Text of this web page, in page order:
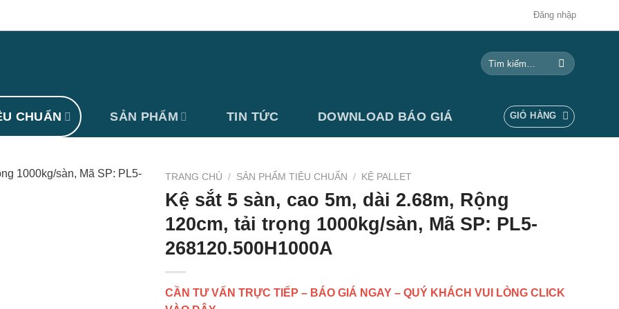
Đăng nhập
Tìm
kiếm:
CHUẨN SẢN PHẨM TIN TỨC DOWNLOAD BÁO GIÁ GIỎ HÀNG
TRANG CHỦ / SẢN PHẨM TIÊU CHUẨN / KỆ PALLET
Kệ sắt 5 sàn, cao 5m, dài 2.68m, Rộng
120cm, tải trọng 1000kg/sàn, Mã SP: PL5-
268120.500H1000A
CẦN TƯ VẤN TRỰC TIẾP – BÁO GIÁ NGAY – QUÝ KHÁCH VUI LÒNG CLICK